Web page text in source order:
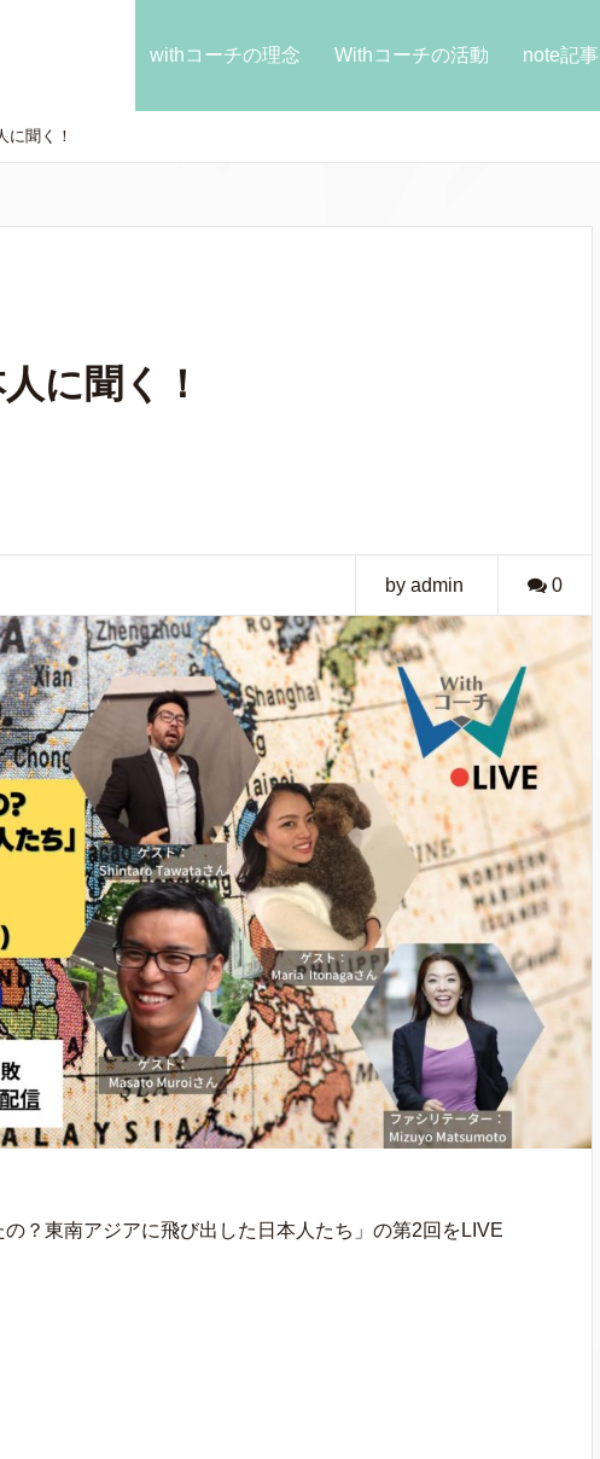
withコーチの理念 Withコーチの活動 note記事
に聞く！
に聞く！
by admin 0
？東南アジアに飛び出した日本人たち」の第2回をLIVE